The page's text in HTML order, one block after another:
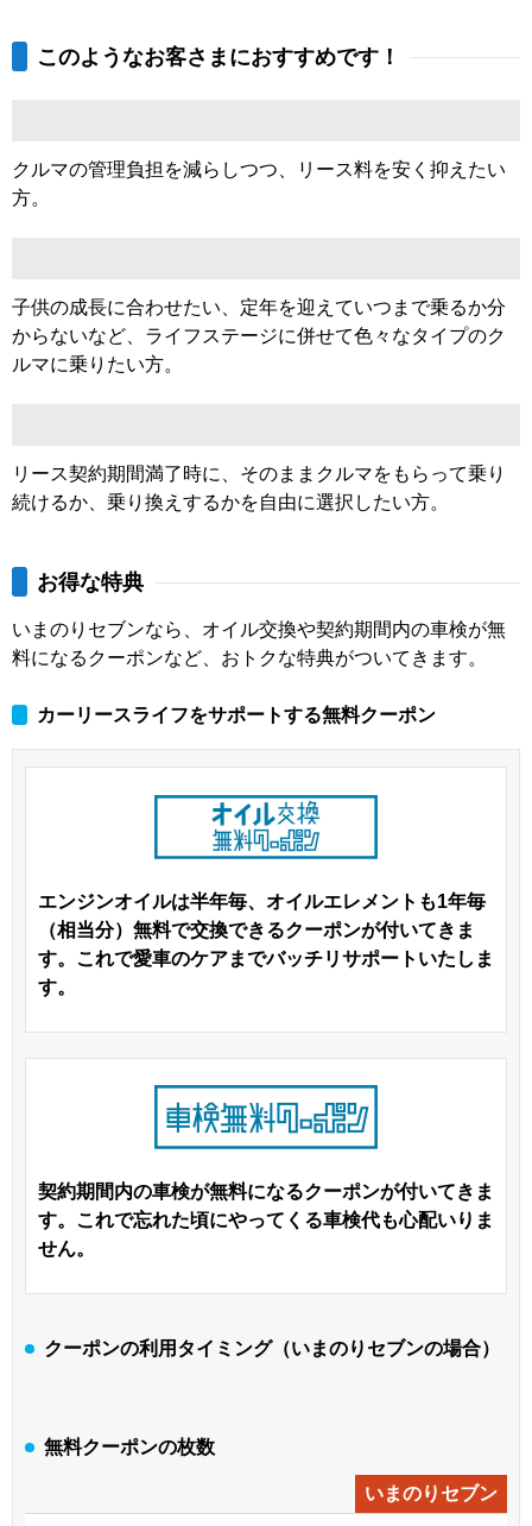
このようなお客さまにおすすめです！
クルマの管理負担を減らしつつ、リース料を安く抑えたい
方。
子供の成長に合わせたい、定年を迎えていつまで乗るか分
からないなど、ライフステージに併せて色々なタイプのク
ルマに乗りたい方。
リース契約期間満了時に、そのままクルマをもらって乗り
続けるか、乗り換えするかを自由に選択したい方。
お得な特典
いまのりセブンなら、オイル交換や契約期間内の車検が無
料になるクーポンなど、おトクな特典がついてきます。
カーリースライフをサポートする無料クーポン
エンジンオイルは半年毎、オイルエレメントも1年毎
（相当分）無料で交換できるクーポンが付いてきま
す。これで愛車のケアまでバッチリサポートいたしま
す。
契約期間内の車検が無料になるクーポンが付いてきま
す。これで忘れた頃にやってくる車検代も心配いりま
せん。
クーポンの利用タイミング（いまのりセブンの場合）
無料クーポンの枚数
いまのりセブン